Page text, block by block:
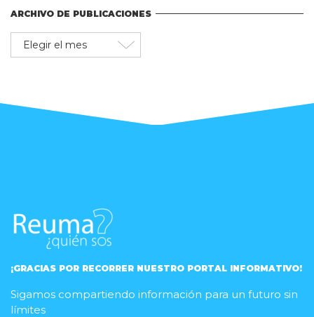
ARCHIVO DE PUBLICACIONES
Archivo
de
¡GRACIAS POR RECORRER NUESTRO PORTAL INFORMATIVO!
Sigamos compartiendo información para un futuro sin
límites